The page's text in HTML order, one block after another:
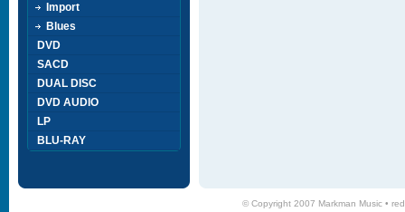
Import
Blues
DVD
SACD
DUAL DISC
DVD AUDIO
LP
BLU-RAY
© Copyright 2007 Markman Music •